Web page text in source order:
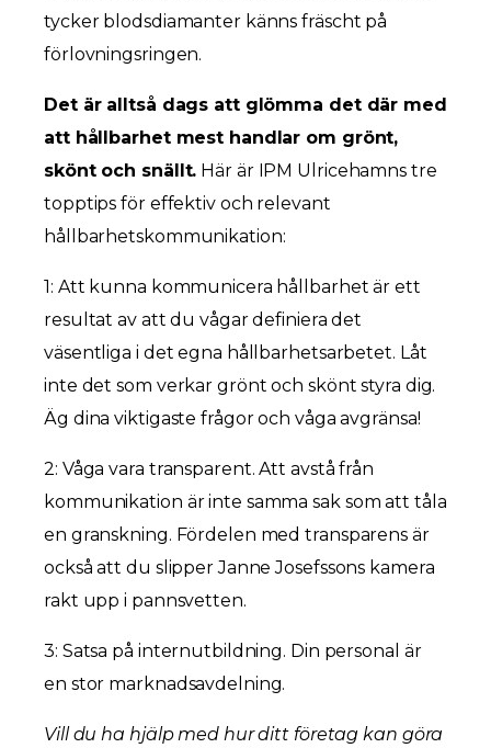
tycker blodsdiamanter känns fräscht på
förlovningsringen.
Det är alltså dags att glömma det där med
att hållbarhet mest handlar om grönt,
skönt och snällt. Här är IPM Ulricehamns tre
topptips för effektiv och relevant
hållbarhetskommunikation:
1: Att kunna kommunicera hållbarhet är ett
resultat av att du vågar definiera det
väsentliga i det egna hållbarhetsarbetet. Låt
inte det som verkar grönt och skönt styra dig.
Äg dina viktigaste frågor och våga avgränsa!
2: Våga vara transparent. Att avstå från
kommunikation är inte samma sak som att tåla
en granskning. Fördelen med transparens är
också att du slipper Janne Josefssons kamera
rakt upp i pannsvetten.
3: Satsa på internutbildning. Din personal är
en stor marknadsavdelning.
Vill du ha hjälp med hur ditt företag kan göra